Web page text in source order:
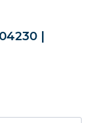
|